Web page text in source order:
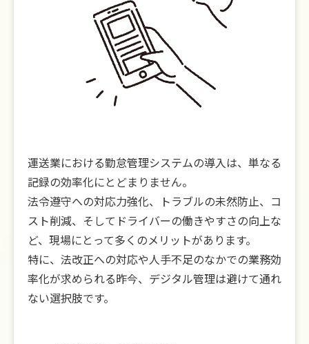
運送業における勤怠管理システムの導入は、単なる
記録の効率化にとどまりません。
法令遵守への対応力強化、トラブルの未然防止、コ
スト削減、そしてドライバーの働きやすさの向上な
ど、現場にとって多くのメリットがあります。
特に、法改正への対応や人手不足のなかでの業務効
率化が求められる昨今、デジタル管理は避けて通れ
ない選択肢です。